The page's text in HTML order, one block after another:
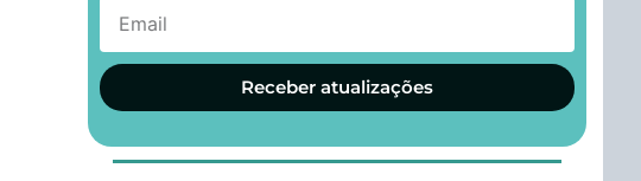
Receber atualizações